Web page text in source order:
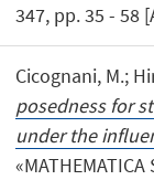
347, pp. 35 - 58
Cicognani, M.;
posedness for
under the